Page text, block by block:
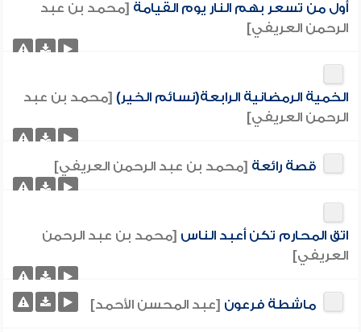
أول من تسعر بهم النار يوم القيامة [محمد بن عبد
الرحمن العريفي]
الخمية الرمضانية الرابعة(نسائم الخير) [محمد بن عبد
الرحمن العريفي]
قصة رائعة [محمد بن عبد الرحمن العريفي]
اتق المحارم تكن أعبد الناس [محمد بن عبد الرحمن
العريفي]
ماشطة فرعون [عبد المحسن الأحمد]